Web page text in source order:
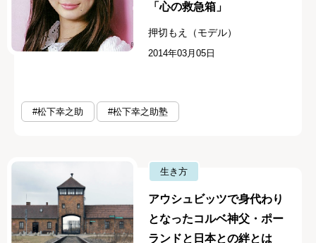
「心の救急箱」
押切もえ（モデル）
2014年03月05日
#松下幸之助 #松下幸之助塾
生き方
アウシュビッツで身代わり
となったコルベ神父・ポー
ランドと日本との絆とは